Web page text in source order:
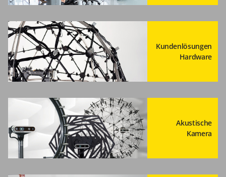
Kundenlösungen
Hardware
Akustische
Kamera